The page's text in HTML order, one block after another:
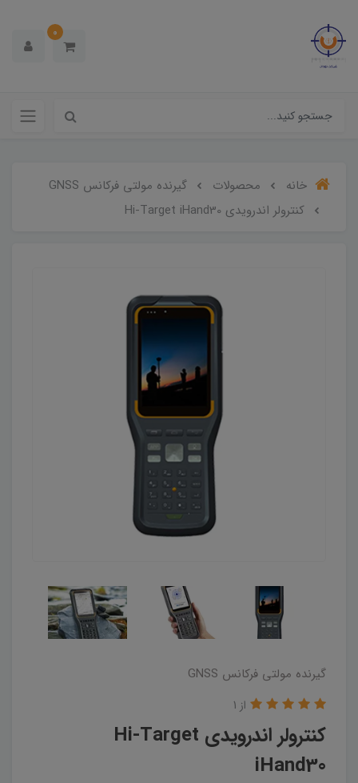
0
خانه محصولات
گیرنده مولتی فرکانس GNSS
کنترولر اندرویدی Hi-Target iHand30
گیرنده مولتی فرکانس GNSS
کنترولر اندرویدی Hi-Target
iHand30
از 1